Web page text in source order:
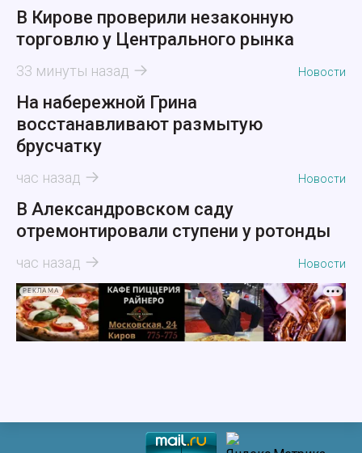
В Кирове проверили незаконную
торговлю у Центрального рынка
33 минуты назад Новости
На набережной Грина
восстанавливают размытую
брусчатку
час назад Новости
В Александровском саду
отремонтировали ступени у ротонды
час назад Новости
РЕКЛАМА